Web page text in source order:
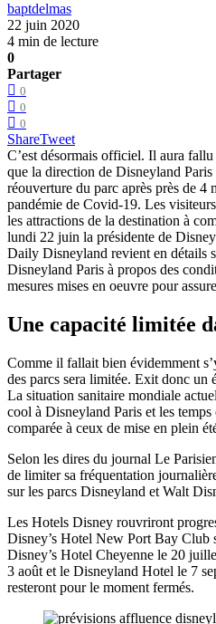
baptdelmas
22 juin 2020
4 min de lecture
0
Partager
0
0
0
ShareTweet
C’est désormais officiel. Il aura
que la direction de Disneyland
réouverture du parc après près de 4
pandémie de Covid-19. Les
les attractions de la destination à
lundi 22 juin la présidente de
Daily Disneyland revient en détails
Disneyland Paris à propos des
mesures mises en oeuvre pour
Une capacité limitée
Comme il fallait bien évidemment
des parcs sera limitée. Exit donc un
La situation sanitaire mondiale
cool à Disneyland Paris et les
comparée à ceux de mise en plein
Selon les dires du journal Le
de limiter sa fréquentation
sur les parcs Disneyland et Walt
Les Hotels Disney rouvriront
Disney’s Hotel New Port Bay Club
Disney’s Hotel Cheyenne le 20
3 août et le Disneyland Hotel le 7
resteront pour le moment fermés.